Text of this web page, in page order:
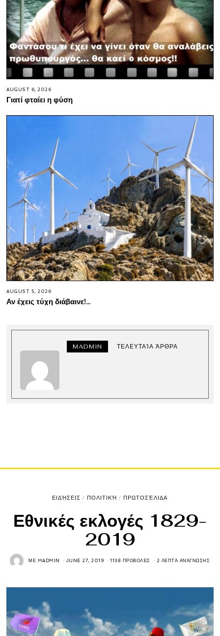
AUGUST 6, 2026
Γιατί φταίει η φύση
AUGUST 5, 2026
Αν έχεις τύχη διάβαινε!…
MADMIN ΤΕΛΕΥΤΑΊΑ ΆΡΘΡΑ
ΕΙΔΉΣΕΙΣ / ΠΟΛΙΤΙΚΉ / ΠΡΩΤΟΣΈΛΙΔΑ
Εθνικές εκλογές 1829-
2019
ΜΕ MADMIN JUNE 27, 2019 1138 ΠΡΟΒΟΛΈΣ 2 ΛΕΠΤΆ ΑΝΆΓΝΩΣΗΣ